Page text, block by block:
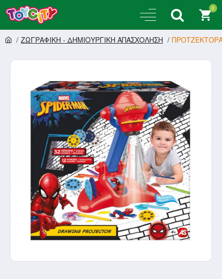
0
ΖΩΓΡΑΦΙΚΗ - ΔΗΜΙΟΥΡΓΙΚΗ ΑΠΑΣΧΟΛΗΣΗ